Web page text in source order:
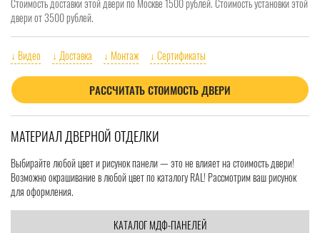
Стоимость доставки этой двери по Москве 1500 рублей. Стоимость установки этой
двери от 3500 рублей.
↓ Видео ↓ Доставка ↓ Монтаж ↓ Сертификаты
РАССЧИТАТЬ СТОИМОСТЬ ДВЕРИ
МАТЕРИАЛ ДВЕРНОЙ ОТДЕЛКИ
Выбирайте любой цвет и рисунок панели — это не влияет на стоимость двери!
Возможно окрашивание в любой цвет по каталогу RAL! Рассмотрим ваш рисунок
для оформления.
КАТАЛОГ МДФ-ПАНЕЛЕЙ